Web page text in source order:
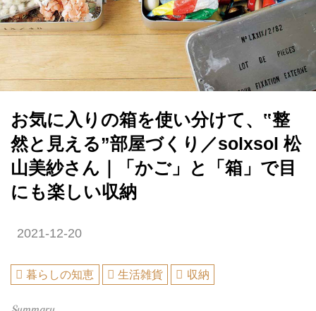
お気に入りの箱を使い分けて、‟整
然と見える”部屋づくり／solxsol 松
山美紗さん｜「かご」と「箱」で目
にも楽しい収納
2021-12-20
暮らしの知恵 生活雑貨 収納